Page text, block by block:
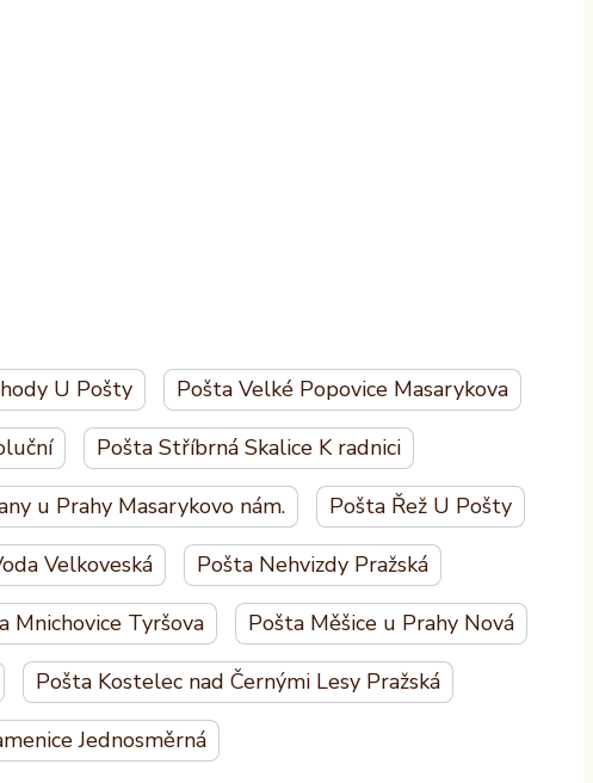
U Pošty Pošta Velké Popovice Masarykova
Pošta Stříbrná Skalice K radnici
u Prahy Masarykovo nám. Pošta Řež U Pošty
Velkoveská Pošta Nehvizdy Pražská
Mnichovice Tyršova Pošta Měšice u Prahy Nová
Pošta Kostelec nad Černými Lesy Pražská
Jednosměrná